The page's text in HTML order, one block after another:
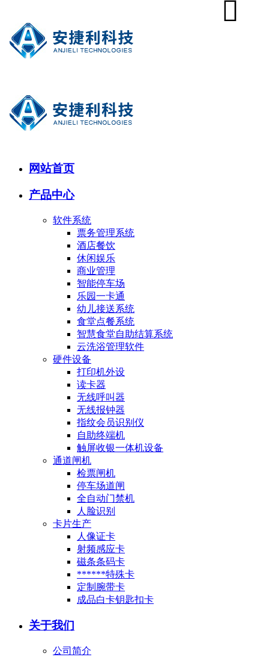
网站首页
产品中心
软件系统
票务管理系统
酒店餐饮
休闲娱乐
商业管理
智能停车场
乐园一卡通
幼儿接送系统
食堂点餐系统
智慧食堂自助结算系统
云洗浴管理软件
硬件设备
打印机外设
读卡器
无线呼叫器
无线报钟器
指纹会员识别仪
自助终端机
触屏收银一体机设备
通道闸机
检票闸机
停车场道闸
全自动门禁机
人脸识别
卡片生产
人像证卡
射频感应卡
磁条条码卡
******特殊卡
定制腕带卡
成品白卡钥匙扣卡
关于我们
公司简介